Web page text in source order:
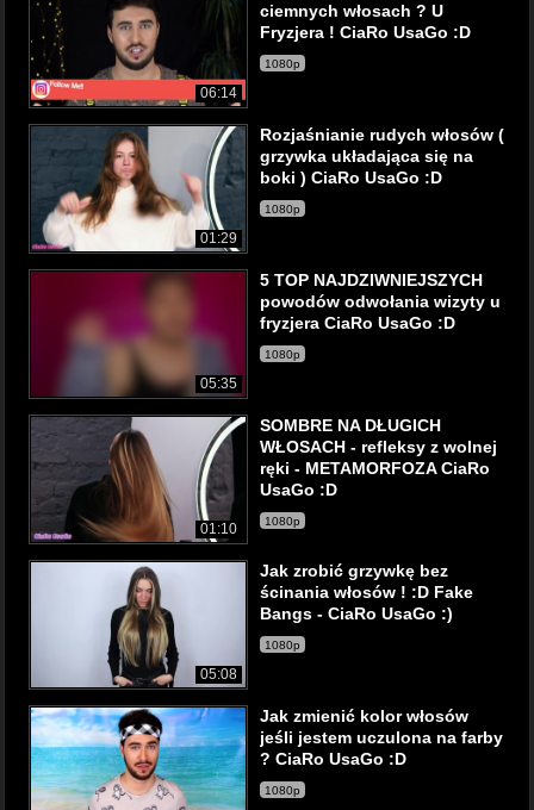
06:14
ciemnych włosach ? U
Fryzjera ! CiaRo UsaGo :D
1080p
01:29
Rozjaśnianie rudych włosów (
grzywka układająca się na
boki ) CiaRo UsaGo :D
1080p
05:35
5 TOP NAJDZIWNIEJSZYCH
powodów odwołania wizyty u
fryzjera CiaRo UsaGo :D
1080p
01:10
SOMBRE NA DŁUGICH
WŁOSACH - refleksy z wolnej
ręki - METAMORFOZA CiaRo
UsaGo :D
1080p
05:08
Jak zrobić grzywkę bez
ścinania włosów ! :D Fake
Bangs - CiaRo UsaGo :)
1080p
Jak zmienić kolor włosów
jeśli jestem uczulona na farby
? CiaRo UsaGo :D
1080p